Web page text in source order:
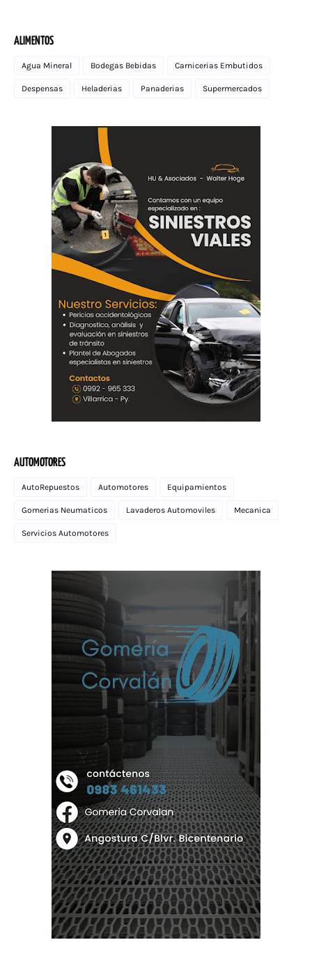
ALIMENTOS
Agua Mineral Bodegas Bebidas Carnicerias Embutidos
Despensas Heladerias Panaderias Supermercados
AUTOMOTORES
AutoRepuestos Automotores Equipamientos
Gomerias Neumaticos Lavaderos Automoviles Mecanica
Servicios Automotores